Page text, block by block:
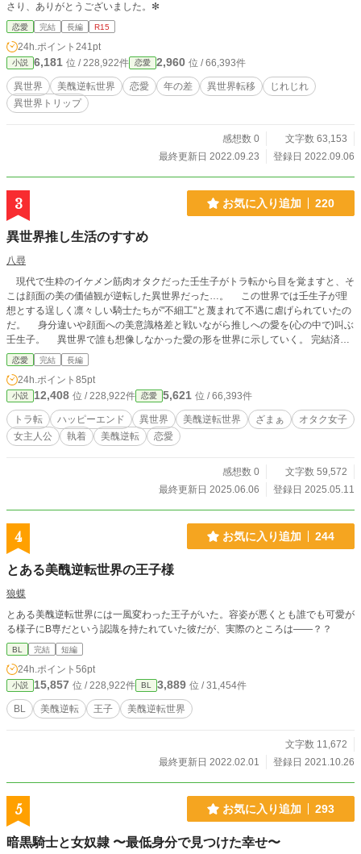
さり、ありがとうございました。✻
恋愛 完結 長編 R15
24h.ポイント 241pt
小説 6,181 位 / 228,922件 恋愛 2,960 位 / 66,393件
異世界 美醜逆転世界 恋愛 年の差 異世界転移
じれじれ
異世界トリップ
感想数 0
文字数 63,153
最終更新日 2022.09.23
登録日 2022.09.06
3 お気に入り追加 220
異世界推し生活のすすめ
八尋
現代で生粋のイケメン筋肉オタクだった壬生子がトラ転から目を覚ますと、そ
こは顔面の美の価値観が逆転した異世界だった…。 この世界では壬生子が理
想とする逞しく凛々しい騎士たちが"不細工"と蔑まれて不遇に虐げられていたの
だ。 身分違いや顔面への美意識格差と戦いながら推しへの愛を(心の中で)叫ぶ
壬生子。 異世界で誰も想像しなかった愛の形を世界に示していく。​​​​​​​​​​​​​​​​ 完結済
み、定期的にアップしていく予定です。 完全に作者の架空世界観なのでご都合
主義や趣味が偏ります、ご注意ください。 作者の作品の中ではだいぶコメディ
色が強いです。 誤字脱字誤用ありましたらご指摘ください、修正いたします。
なろうにもアップ予定です。
恋愛 完結 長編
24h.ポイント 85pt
小説 12,408 位 / 228,922件 恋愛 5,621 位 / 66,393件
トラ転 ハッピーエンド 異世界 美醜逆転世界 ざまぁ
オタク女子
女主人公
執着 美醜逆転 恋愛
感想数 0
文字数 59,572
最終更新日 2025.06.06
登録日 2025.05.11
4 お気に入り追加 244
とある美醜逆転世界の王子様
狼蝶
とある美醜逆転世界には一風変わった王子がいた。容姿が悪くとも誰でも可愛が
る様子にB専だという認識を持たれていた彼だが、実際のところは――？？
BL 完結 短編
24h.ポイント 56pt
小説 15,857 位 / 228,922件 BL 3,889 位 / 31,454件
BL 美醜逆転 王子 美醜逆転世界
文字数 11,672
最終更新日 2022.02.01
登録日 2021.10.26
5 お気に入り追加 293
暗黒騎士と女奴隷 〜最低身分で見つけた幸せ〜